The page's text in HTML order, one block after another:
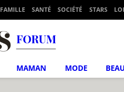
FAMILLE SANTÉ SOCIÉTÉ STARS
FORUM
MAMAN MODE